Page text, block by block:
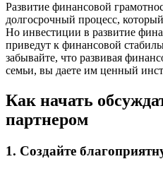
Развитие финансовой
долгосрочный процесс,
Но инвестиции в развитие
приведут к финансовой
забывайте, что развивая
семьи, вы даете им ценный
Как начать
партнером
1. Создайте